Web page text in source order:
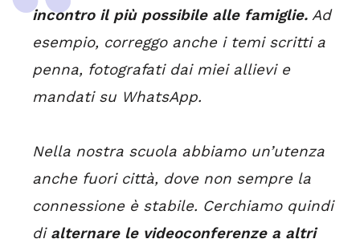
incontro il più possibile alle famiglie. Ad
esempio, correggo anche i temi scritti a
penna, fotografati dai miei allievi e
mandati su WhatsApp.
Nella nostra scuola abbiamo un’utenza
anche fuori città, dove non sempre la
connessione è stabile. Cerchiamo quindi
di alternare le videoconferenze a altri